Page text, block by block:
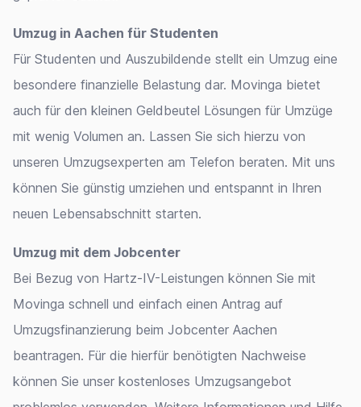
Umzug in Aachen für Studenten
Für Studenten und Auszubildende stellt ein Umzug eine
besondere finanzielle Belastung dar. Movinga bietet
auch für den kleinen Geldbeutel Lösungen für Umzüge
mit wenig Volumen an. Lassen Sie sich hierzu von
unseren Umzugsexperten am Telefon beraten. Mit uns
können Sie günstig umziehen und entspannt in Ihren
neuen Lebensabschnitt starten.
Umzug mit dem Jobcenter
Bei Bezug von Hartz-IV-Leistungen können Sie mit
Movinga schnell und einfach einen Antrag auf
Umzugsfinanzierung beim Jobcenter Aachen
beantragen. Für die hierfür benötigten Nachweise
können Sie unser kostenloses Umzugsangebot